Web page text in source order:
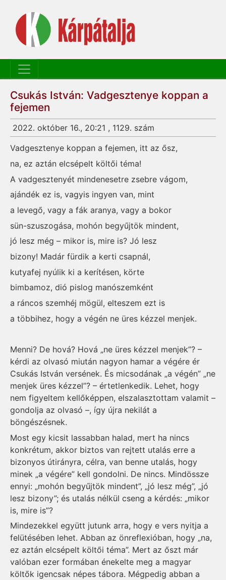
Csukás István: Vadgesztenye koppan a
fejemen
2022. október 16., 20:21 , 1129. szám
Vadgesztenye koppan a fejemen, itt az ősz,
na, ez aztán elcsépelt költői téma!
A vadgesztenyét mindenesetre zsebre vágom,
ajándék ez is, vagyis ingyen van, mint
a levegő, vagy a fák aranya, vagy a bokor
sün-szuszogása, mohón begyűjtök mindent,
jó lesz még – mikor is, mire is? Jó lesz
bizony! Madár fürdik a kerti csapnál,
kutyafej nyúlik ki a kerítésen, körte
bimbamoz, dió pislog manószemként
a ráncos szemhéj mögül, elteszem ezt is
a többihez, hogy a végén ne üres kézzel menjek.
Menni? De hová? Hová „ne üres kézzel menjek”? –
kérdi az olvasó miután nagyon hamar a végére ér
Csukás István versének. És micsodának „a végén” „ne
menjek üres kézzel”? – értetlenkedik. Lehet, hogy
nem figyeltem kellőképpen, elszalasztottam valamit –
gondolja az olvasó –, így újra nekilát a
böngészésnek.
Most egy kicsit lassabban halad, mert ha nincs
konkrétum, akkor biztos van rejtett utalás erre a
bizonyos útirányra, célra, van benne utalás, hogy
minek „a végére” kell gondolni. De nincs. Mindössze
ennyi: „mohón begyűjtök mindent”, „jó lesz még”, „jó
lesz bizony”; és utalás nélkül cseng a kérdés: „mikor
is, mire is”?
Mindezekkel együtt jutunk arra, hogy e vers nyitja a
felütésében lehet. Abban az önreflexióban, hogy „na,
ez aztán elcsépelt költői téma”. Mert az őszt már
valóban ezer formában énekelte meg a magyar
költők igencsak népes tábora. Mégpedig abban a